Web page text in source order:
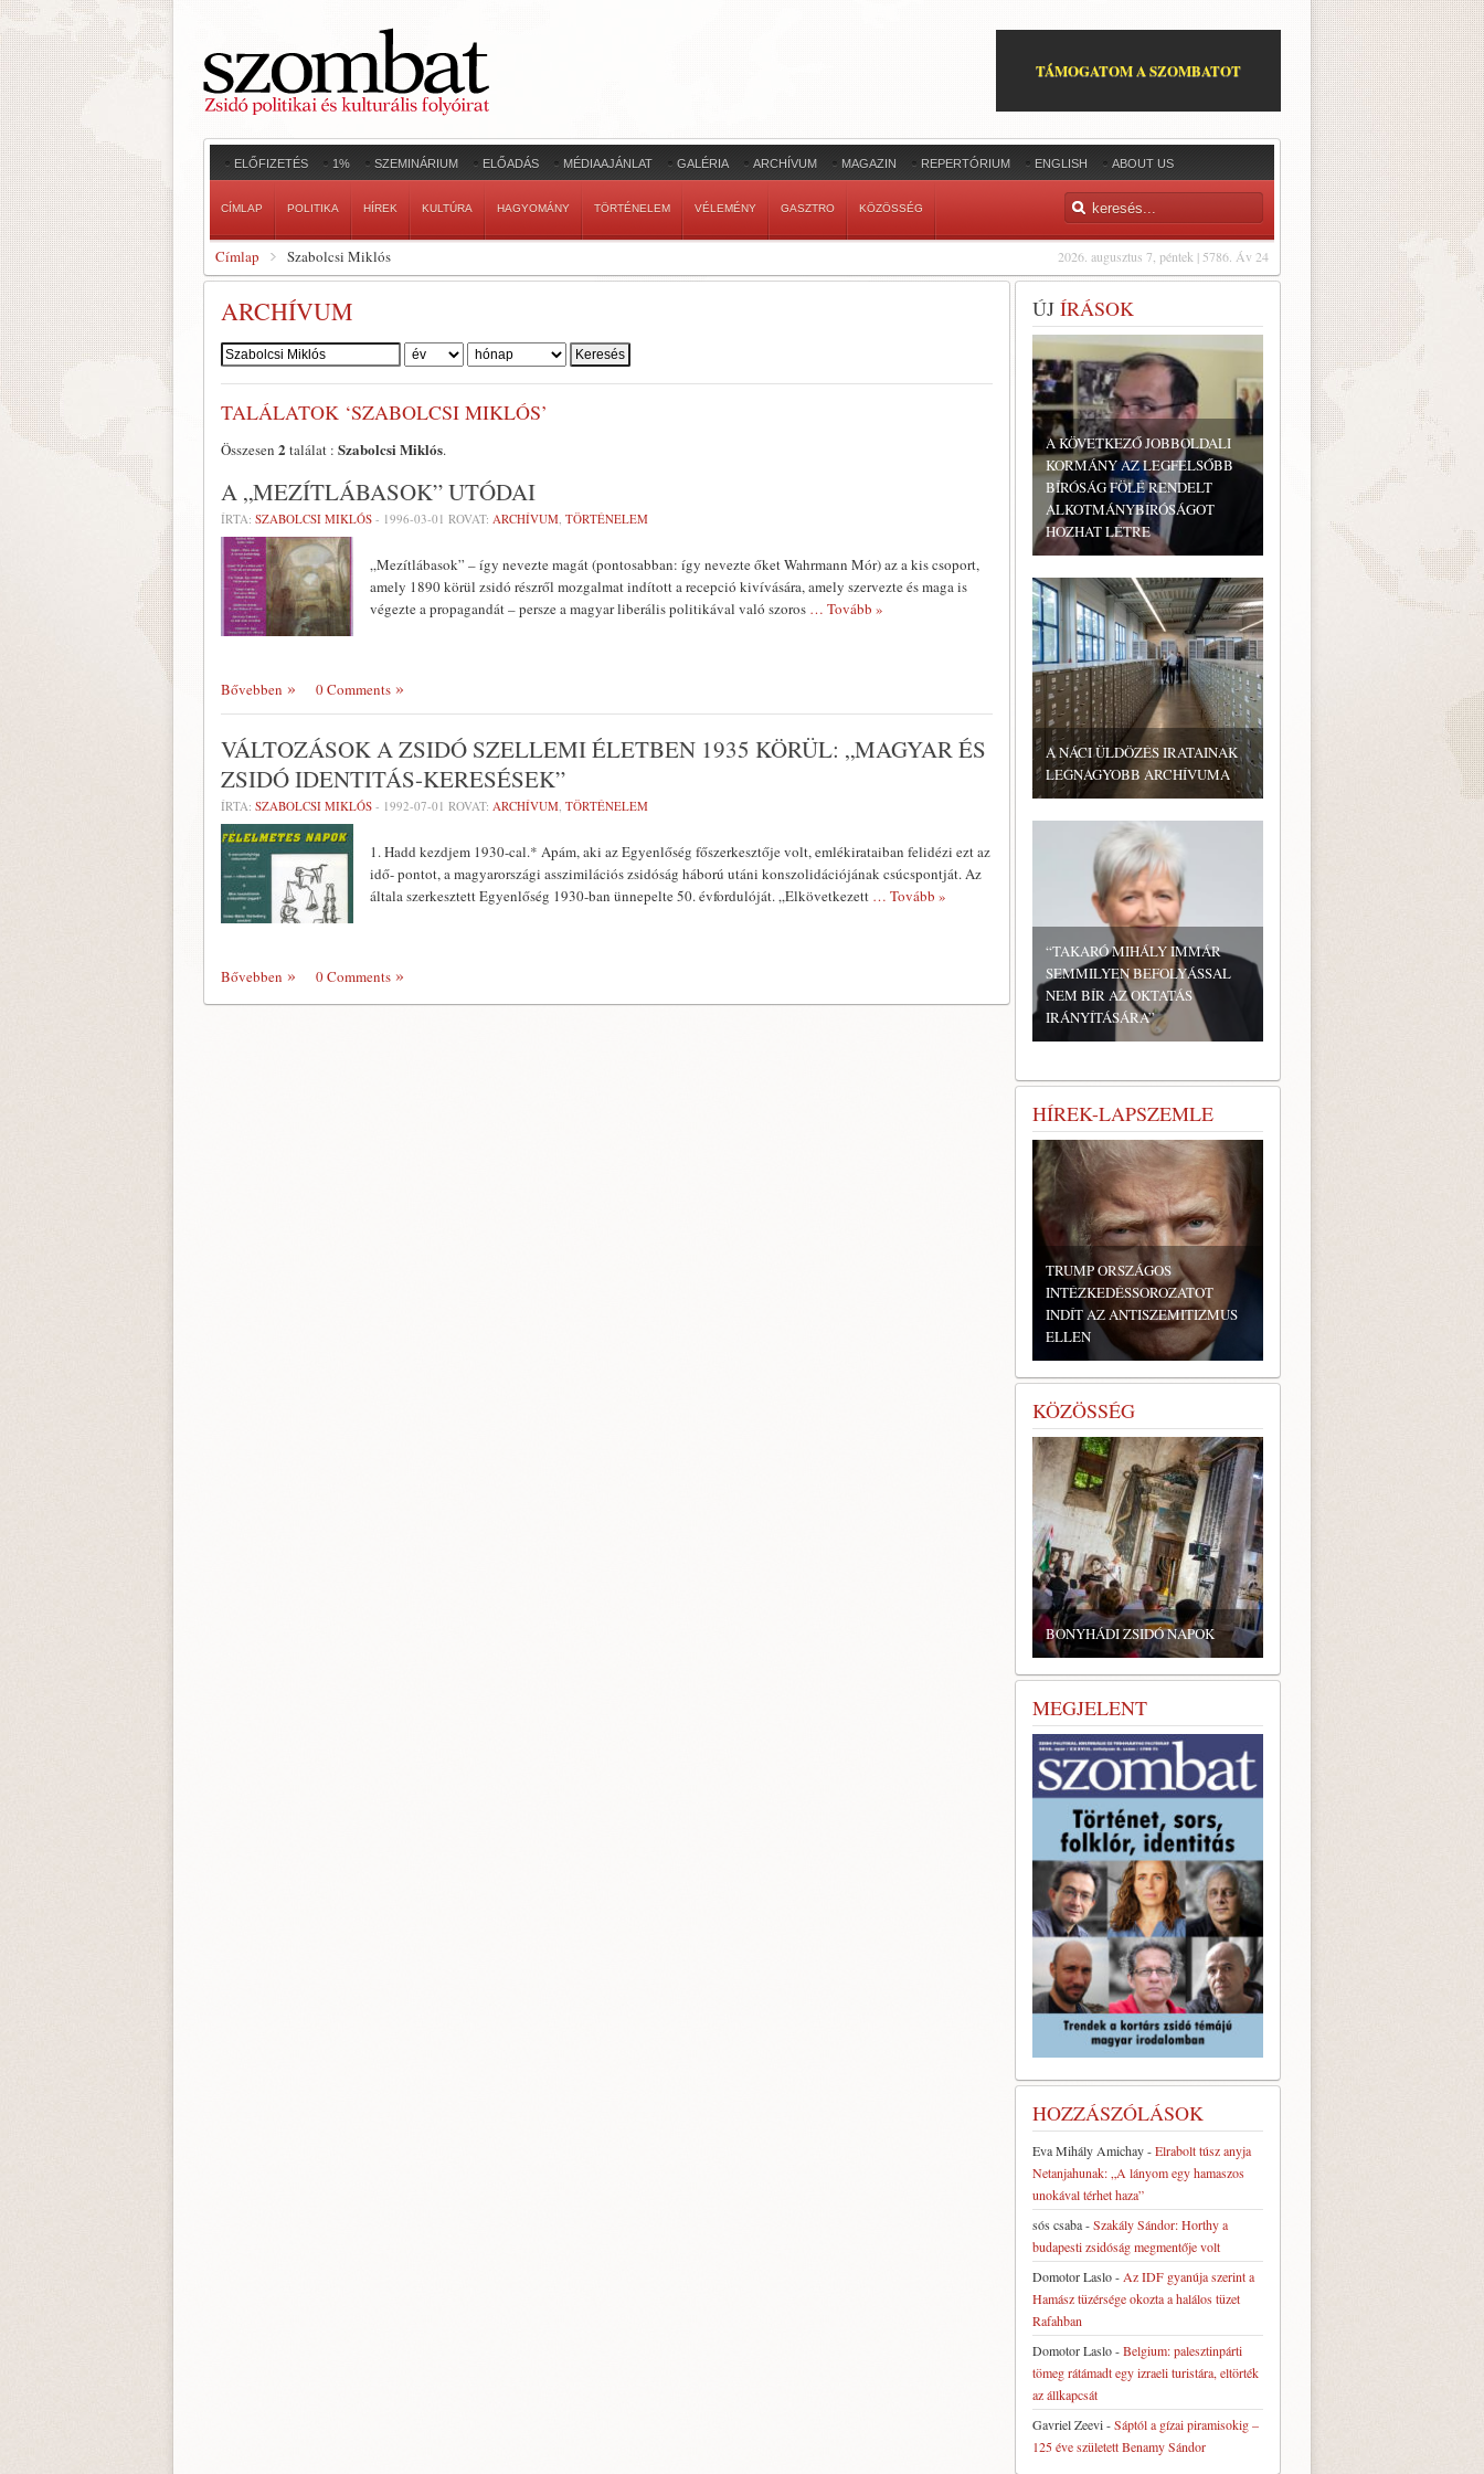
TÁMOGATOM A SZOMBATOT
ELŐFIZETÉS 1% SZEMINÁRIUM ELŐADÁS MÉDIAAJÁNLAT GALÉRIA ARCHÍVUM MAGAZIN REPERTÓRIUM ENGLISH ABOUT US
CÍMLAP POLITIKA HÍREK KULTÚRA HAGYOMÁNY TÖRTÉNELEM VÉLEMÉNY GASZTRO KÖZÖSSÉG
2026. augusztus 7, péntek | 5786. Áv 24
Címlap Szabolcsi Miklós
ARCHÍVUM
Szerző:
TALÁLATOK ‘SZABOLCSI MIKLÓS’
Összesen 2 találat : Szabolcsi Miklós.
A „MEZÍTLÁBASOK” UTÓDAI
ÍRTA: SZABOLCSI MIKLÓS - 1996-03-01 ROVAT: ARCHÍVUM, TÖRTÉNELEM
„Mezítlábasok” – így nevezte magát (pontosabban: így nevezte őket Wahrmann Mór) az a kis csoport,
amely 1890 körül zsidó részről mozgalmat in­dított a recepció kivívására, amely szervezte és maga is
végezte a propa­gandát – persze a magyar liberális poli­tikával való szoros … Tovább »
Bővebben 0 Comments
VÁLTOZÁSOK A ZSIDÓ SZELLEMI ÉLETBEN 1935 KÖRÜL: „MAGYAR ÉS
ZSIDÓ IDENTITÁS-KERESÉSEK”
ÍRTA: SZABOLCSI MIKLÓS - 1992-07-01 ROVAT: ARCHÍVUM, TÖRTÉNELEM
1. Hadd kezdjem 1930-cal.* Apám, aki az Egyenlőség főszerkesztője volt, emlékirataiban felidézi ezt az
idő- pontot, a magyarországi asszimilációs zsidóság háború utáni konszolidációjának csúcspontját. Az
általa szerkesztett Egyenlőség 1930-ban ünnepelte 50. évfordulóját. „Elkövetkezett … Tovább »
Bővebben 0 Comments
ÚJ ÍRÁSOK
A KÖVETKEZŐ JOBBOLDALI
KORMÁNY AZ LEGFELSŐBB
BÍRÓSÁG FÖLÉ RENDELT
ALKOTMÁNYBÍRÓSÁGOT
HOZHAT LÉTRE
A NÁCI ÜLDÖZÉS IRATAINAK
LEGNAGYOBB ARCHÍVUMA
“TAKARÓ MIHÁLY IMMÁR
SEMMILYEN BEFOLYÁSSAL
NEM BÍR AZ OKTATÁS
IRÁNYÍTÁSÁRA”
HÍREK-LAPSZEMLE
TRUMP ORSZÁGOS
INTÉZKEDÉSSOROZATOT
INDÍT AZ ANTISZEMITIZMUS
ELLEN
KÖZÖSSÉG
BONYHÁDI ZSIDÓ NAPOK
MEGJELENT
HOZZÁSZÓLÁSOK
Eva Mihály Amichay-Elrabolt túsz anyja
Netanjahunak: „A lányom egy hamaszos
unokával térhet haza”
sós csaba-Szakály Sándor: Horthy a
budapesti zsidóság megmentője volt
Domotor Laslo- Az IDF gyanúja szerint a
Hamász tüzérsége okozta a halálos tüzet
Rafahban
Domotor Laslo-Belgium: palesztinpárti
tömeg rátámadt egy izraeli turistára, eltörték
az állkapcsát
Gavriel Zeevi-Sáptól a gízai piramisokig –
125 éve született Benamy Sándor